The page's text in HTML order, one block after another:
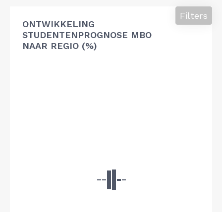
ONTWIKKELING
STUDENTENPROGNOSE MBO
NAAR REGIO (%)
Filters